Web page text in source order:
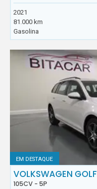
2021
81.000 km
Gasolina
EM DESTAQUE
VOLKSWAGEN GOLF
105CV - 5P